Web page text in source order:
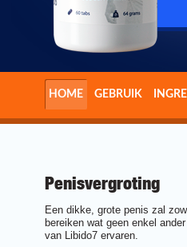
HOME GEBRUIK
Penisvergroting
Een dikke, grote penis zal
bereiken wat geen enkel
van Libido7 ervaren.